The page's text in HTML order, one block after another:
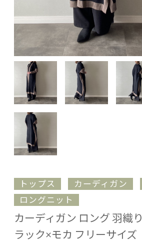
トップス カーディガン
ロングニット
カーディガン ロング 羽織
ラック×モカ フリーサイズ